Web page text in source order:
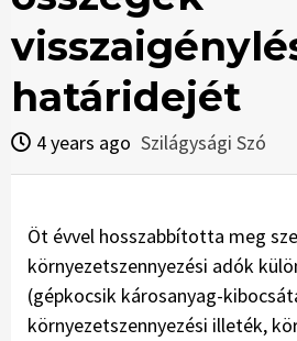
határidejét
4 years ago Szilágysági Szó
Öt évvel hosszabbította meg
környezetszennyezési adók
(gépkocsik károsanyag-
környezetszennyezési illeték,